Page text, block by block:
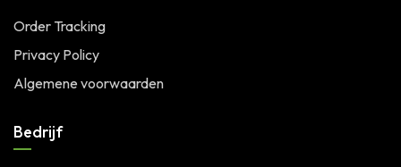
Order Tracking
Privacy Policy
Algemene voorwaarden
Bedrijf